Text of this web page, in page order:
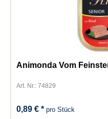
Animonda Vom
Art. Nr.: 74829
0,89 € *pro Stück